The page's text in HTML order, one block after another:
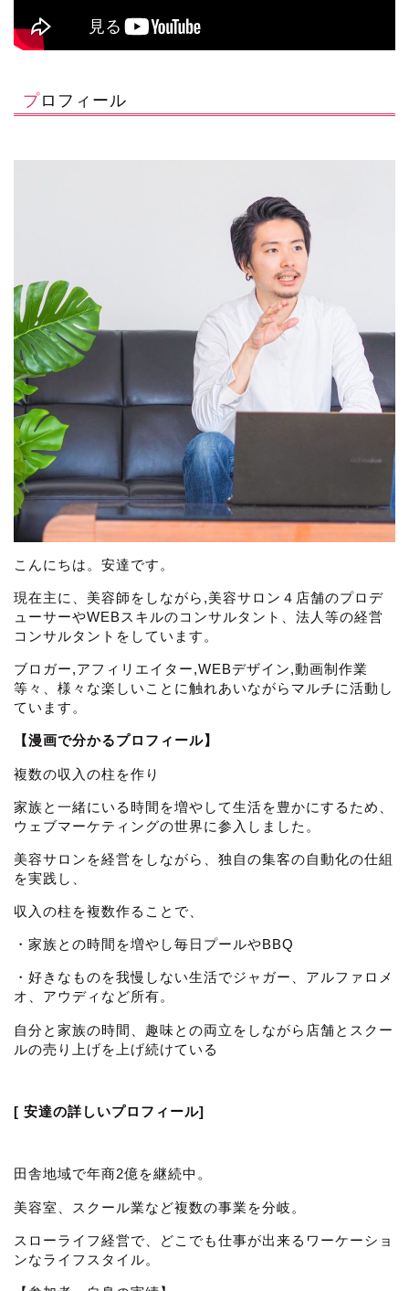
プロフィール
こんにちは。安達です。
現在主に、美容師をしながら,美容サロン４店舗のプロデ
ューサーやWEBスキルのコンサルタント、法人等の経営
コンサルタントをしています。
ブロガー,アフィリエイター,WEBデザイン,動画制作業
等々、様々な楽しいことに触れあいながらマルチに活動し
ています。
【漫画で分かるプロフィール】
複数の収入の柱を作り
家族と一緒にいる時間を増やして生活を豊かにするため、
ウェブマーケティングの世界に参入しました。
美容サロンを経営をしながら、独自の集客の自動化の仕組
を実践し、
収入の柱を複数作ることで、
・家族との時間を増やし毎日プールやBBQ
・好きなものを我慢しない生活でジャガー、アルファロメ
オ、アウディなど所有。
自分と家族の時間、趣味との両立をしながら店舗とスクー
ルの売り上げを上げ続けている
[ 安達の詳しいプロフィール]
田舎地域で年商2億を継続中。
美容室、スクール業など複数の事業を分岐。
スローライフ経営で、どこでも仕事が出来るワーケーショ
ンなライフスタイル。